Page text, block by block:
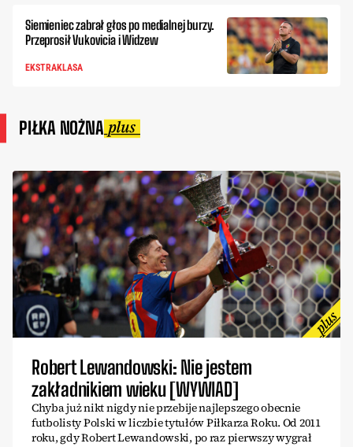
Siemieniec zabrał głos po medialnej burzy.
Przeprosił Vukovicia i Widzew
EKSTRAKLASA
PIŁKA NOŻNA
Robert Lewandowski: Nie jestem
zakładnikiem wieku [WYWIAD]
Chyba już nikt nigdy nie przebije najlepszego obecnie
futbolisty Polski w liczbie tytułów Piłkarza Roku. Od 2011
roku, gdy Robert Lewandowski, po raz pierwszy wygrał